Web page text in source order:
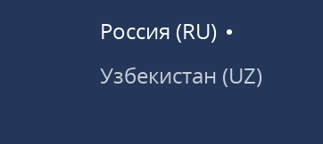
Россия (RU)
Узбекистан (UZ)